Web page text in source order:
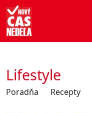
Lifestyle
Poradňa Recepty